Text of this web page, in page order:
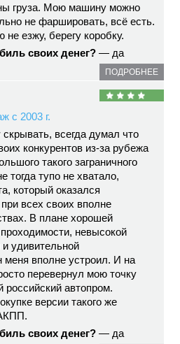
груза. Мою машину можно
не фаршировать, всё есть.
езжу, берегу коробку.
своих денег? — да
ПОДРОБНЕЕ
с 2003 г.
всегда думал что
конкурентов из-за рубежа
такого заграничного
тогда тупо не хватало,
который оказался
всех своих вполне
В плане хорошей
невысокой
удивительной
меня вполне устроил. И на
перевернул мою точку
российский автопром.
версии такого же
своих денег? — да